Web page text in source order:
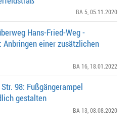
BA 5 , 05.11.2020
Hans-Fried-Weg -
Anbringen einer zusätzlichen
BA 16 , 18.01.2022
98: Fußgängerampel
gestalten
BA 13 , 08.08.2020